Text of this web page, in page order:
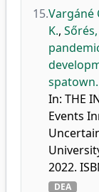
15.Vargáné
K., Sőrés,
spatown.
In: THE
Events
2022.
DEA